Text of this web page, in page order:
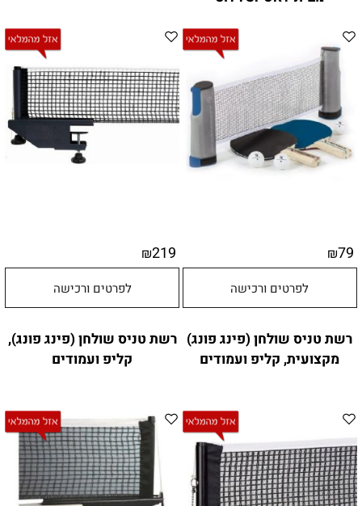
₪79
לפרטים ורכישה
₪219
לפרטים ורכישה
רשת טניס שולחן (פינג פונג)
מקצועית, קליפ ועמודים
רשת טניס שולחן (פינג פונג),
קליפ ועמודים